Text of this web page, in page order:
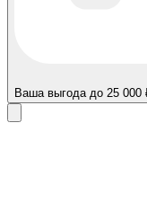
Ваша выгода до 25 000